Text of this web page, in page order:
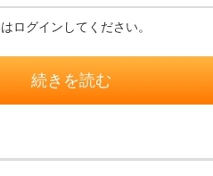
ログインしてください。
続きを読む